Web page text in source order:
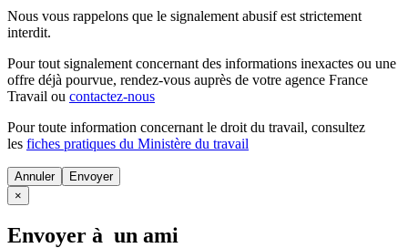
Nous vous rappelons que le signalement abusif est strictement
interdit.
Pour tout signalement concernant des informations inexactes ou une
offre déjà pourvue, rendez-vous auprès de votre agence France
Travail ou contactez-nous
Pour toute information concernant le droit du travail, consultez
les fiches pratiques du Ministère du travail
Annuler
×
Envoyer à un ami